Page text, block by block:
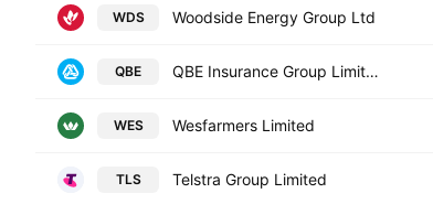
WDS Woodside Energy Group Ltd
QBE QBE Insurance Group Limited
WES Wesfarmers Limited
TLS Telstra Group Limited